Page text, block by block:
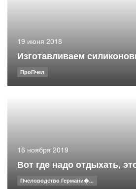
19 июня 2018
Изготавливаем
ПроПчел
16 ноября 2019
Вот где надо отдыхать,
Пчеловодство Германи�...